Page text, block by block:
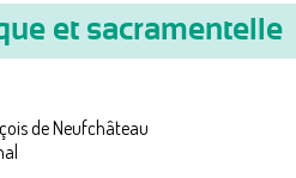
et sacramentelle
de Neufchâteau